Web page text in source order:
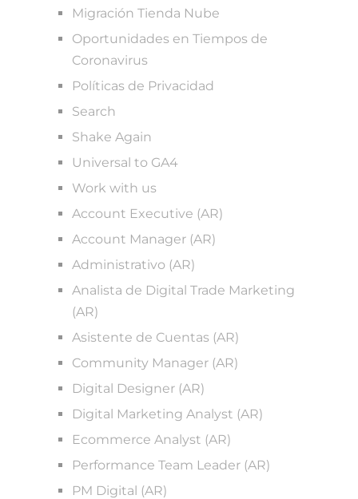
Migración Tienda Nube
Oportunidades en Tiempos de
Coronavirus
Políticas de Privacidad
Search
Shake Again
Universal to GA4
Work with us
Account Executive (AR)
Account Manager (AR)
Administrativo (AR)
Analista de Digital Trade Marketing
(AR)
Asistente de Cuentas (AR)
Community Manager (AR)
Digital Designer (AR)
Digital Marketing Analyst (AR)
Ecommerce Analyst (AR)
Performance Team Leader (AR)
PM Digital (AR)